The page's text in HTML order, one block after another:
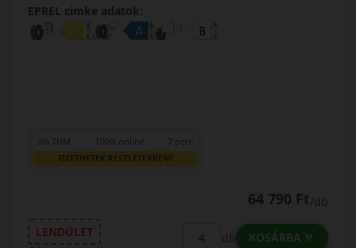
EPREL cimke adatok:
0% THM 100% online 7 perc
FIZETHETEK RÉSZLETEKBEN?
64 790 Ft/db
LENDÜLET
db KOSÁRBA